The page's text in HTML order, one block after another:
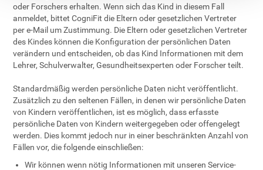
oder Forschers erhalten. Wenn sich das Kind in diesem Fall
anmeldet, bittet CogniFit die Eltern oder gesetzlichen Vertreter
per e-Mail um Zustimmung. Die Eltern oder gesetzlichen Vertreter
des Kindes können die Konfiguration der persönlichen Daten
verändern und entscheiden, ob das Kind Informationen mit dem
Lehrer, Schulverwalter, Gesundheitsexperten oder Forscher teilt.
Standardmäßig werden persönliche Daten nicht veröffentlicht.
Zusätzlich zu den seltenen Fällen, in denen wir persönliche Daten
von Kindern veröffentlichen, ist es möglich, dass erfasste
persönliche Daten von Kindern weitergegeben oder offengelegt
werden. Dies kommt jedoch nur in einer beschränkten Anzahl von
Fällen vor, die folgende einschließen:
Wir können wenn nötig Informationen mit unseren Service-